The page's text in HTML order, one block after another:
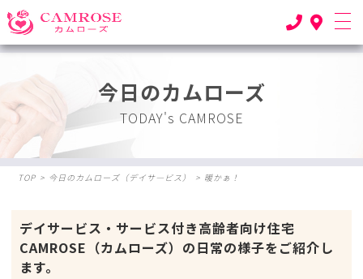
今日のカムローズ
TODAY's CAMROSE
TOP > 今日のカムローズ（デイサ―ビス） > 暖かぁ！
デイサービス・サービス付き高齢者向け住宅
CAMROSE（カムローズ）の日常の様子をご紹介し
ます。